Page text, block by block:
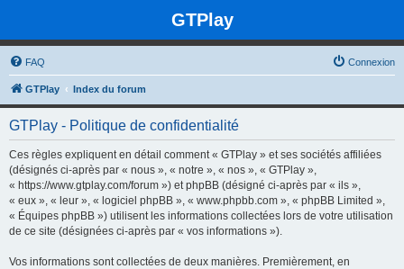
GTPlay
FAQ Connexion
GTPlay Index du forum
GTPlay - Politique de confidentialité
Ces règles expliquent en détail comment « GTPlay » et ses sociétés affiliées
(désignés ci-après par « nous », « notre », « nos », « GTPlay »,
« https://www.gtplay.com/forum ») et phpBB (désigné ci-après par « ils »,
« eux », « leur », « logiciel phpBB », « www.phpbb.com », « phpBB Limited »,
« Équipes phpBB ») utilisent les informations collectées lors de votre utilisation
de ce site (désignées ci-après par « vos informations »).
Vos informations sont collectées de deux manières. Premièrement, en